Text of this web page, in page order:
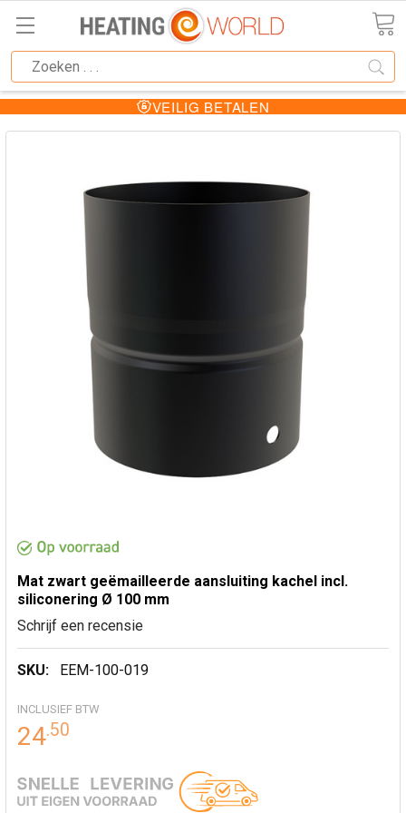
VEILIG BETALEN
Mat zwart geëmailleerde aansluiting kachel incl.
siliconering Ø 100 mm
Schrijf een recensie
SKU: EEM-100-019
INCLUSIEF BTW
24.50